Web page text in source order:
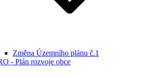
Změna Územního plánu č.1
- Plán rozvoje obce